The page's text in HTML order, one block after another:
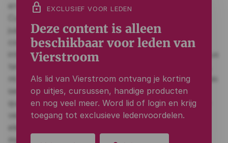
lock EXCLUSIEF VOOR LEDEN
Deze content is alleen
beschikbaar voor leden van
Vierstroom
Als lid van Vierstroom ontvang je korting
op uitjes, cursussen, handige producten
en nog veel meer. Word lid of login en krijg
toegang tot exclusieve ledenvoordelen.